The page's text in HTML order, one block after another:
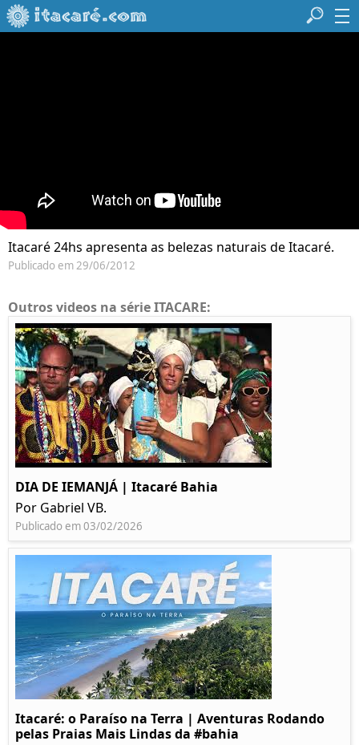
Itacaré 24hs apresenta as belezas naturais de Itacaré.
Publicado em 29/06/2012
Outros videos na série ITACARE:
DIA DE IEMANJÁ | Itacaré Bahia
Por Gabriel VB.
Publicado em 03/02/2026
Itacaré: o Paraíso na Terra | Aventuras Rodando
pelas Praias Mais Lindas da #bahia